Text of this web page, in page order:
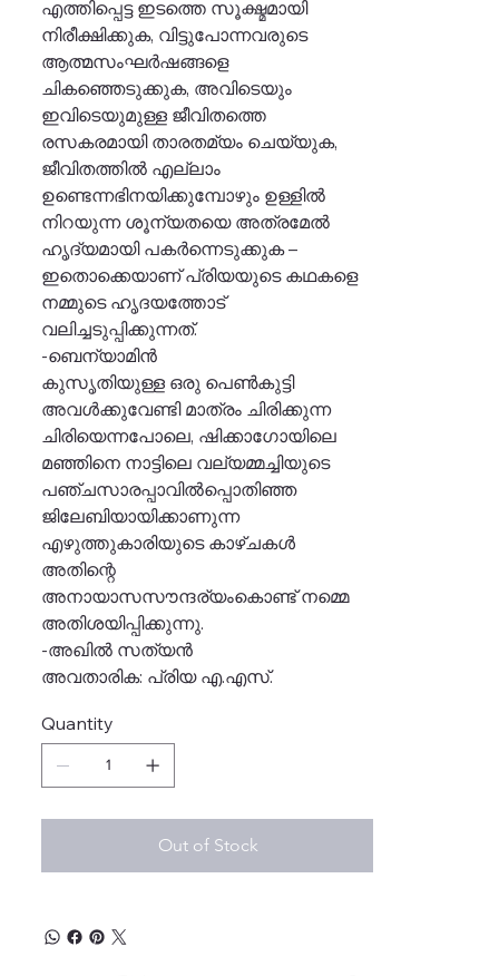
എത്തിപ്പെട്ട ഇടത്തെ സൂക്ഷ്മമായി
നിരീക്ഷിക്കുക, വിട്ടുപോന്നവരുടെ
ആത്മസംഘര്‍ഷങ്ങളെ
ചികഞ്ഞെടുക്കുക, അവിടെയും
ഇവിടെയുമുള്ള ജീവിതത്തെ
രസകരമായി താരതമ്യം ചെയ്യുക,
ജീവിതത്തില്‍ എല്ലാം
ഉണ്ടെന്നഭിനയിക്കുമ്പോഴും ഉള്ളില്‍
നിറയുന്ന ശൂന്യതയെ അത്രമേല്‍
ഹൃദ്യമായി പകര്‍ന്നെടുക്കുക –
ഇതൊക്കെയാണ് പ്രിയയുടെ കഥകളെ
നമ്മുടെ ഹൃദയത്തോട്
വലിച്ചടുപ്പിക്കുന്നത്.
-ബെന്യാമിന്‍
കുസൃതിയുള്ള ഒരു പെണ്‍കുട്ടി
അവള്‍ക്കുവേണ്ടി മാത്രം ചിരിക്കുന്ന
ചിരിയെന്നപോലെ, ഷിക്കാഗോയിലെ
മഞ്ഞിനെ നാട്ടിലെ വല്യമ്മച്ചിയുടെ
പഞ്ചസാരപ്പാവില്‍പ്പൊതിഞ്ഞ
ജിലേബിയായിക്കാണുന്ന
എഴുത്തുകാരിയുടെ കാഴ്ചകള്‍
അതിന്റെ
അനായാസസൗന്ദര്യംകൊണ്ട് നമ്മെ
അതിശയിപ്പിക്കുന്നു.
-അഖില്‍ സത്യന്‍
അവതാരിക: പ്രിയ എ.എസ്.
Quantity
Out of Stock